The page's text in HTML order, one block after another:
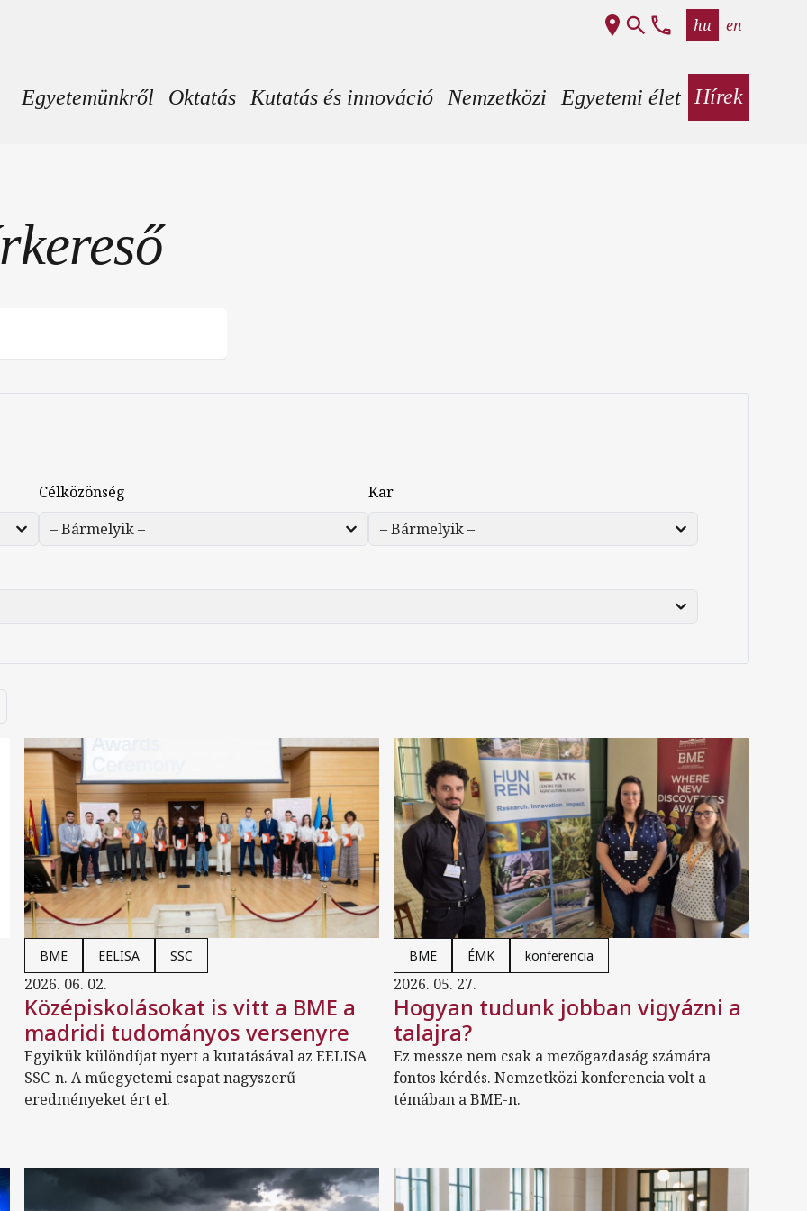
hu en
Fő navigáció
Egyetemünkről Oktatás Kutatás és innováció Nemzetközi Egyetemi élet Hírek
Célközönség Kar
oldal
BME EELISA SSC
2026. 06. 02.
Középiskolásokat is vitt a BME a
madridi tudományos versenyre
Egyikük különdíjat nyert a kutatásával az EELISA
SSC-n. A műegyetemi csapat nagyszerű
eredményeket ért el.
BME ÉMK konferencia
2026. 05. 27.
Hogyan tudunk jobban vigyázni a
talajra?
Ez messze nem csak a mezőgazdaság számára
fontos kérdés. Nemzetközi konferencia volt a
témában a BME-n.